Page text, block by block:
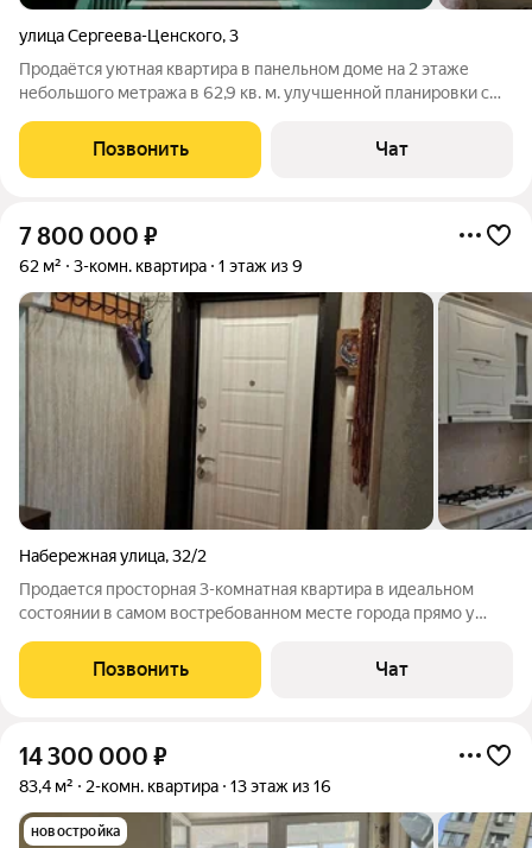
улица Сергеева-Ценского,3
Продаётся уютная квартира в панельном доме на 2 этаже
небольшого метража в 62,9 кв. м. улучшенной планировки с
санузлом и застеклённым балконом. Есть вай-фай.
Установлены счётчики на газ и
Позвонить Чат
7 800 000 ₽
62 м² 3-комн. квартира 1 этаж из 9
Набережная улица,32/2
Продается просторная 3-комнатная квартира в идеальном
состоянии в самом востребованном месте города прямо у
Комфорт 1-го этажа: Забудьте об ожидании лифта, подъеме с
тяжелыми сумками или детскими
Позвонить Чат
14 300 000 ₽
83,4 м² 2-комн. квартира 13 этаж из 16
новостройка